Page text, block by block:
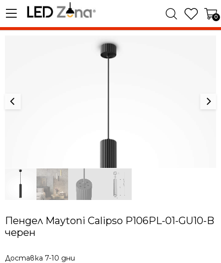
0
Пендел Maytoni Calipso P106PL-01-GU10-B
черен
Доставка 7-10 дни